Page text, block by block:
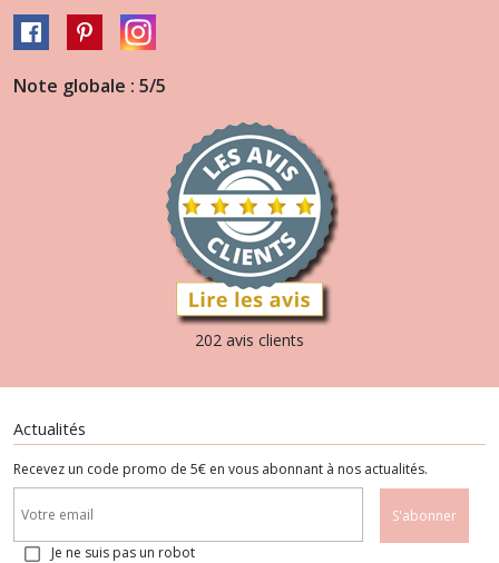
Note globale : 5/5
202 avis clients
Actualités
Recevez un code promo de 5€ en vous abonnant à nos actualités.
S'abonner
Je ne suis pas un robot